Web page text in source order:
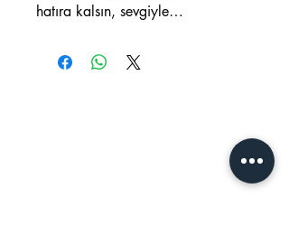
hatıra kalsın, sevgiyle…